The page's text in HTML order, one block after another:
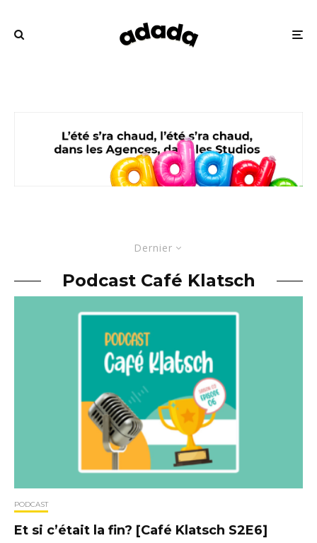
Dernier
Podcast Café Klatsch
PODCAST
Et si c’était la fin? [Café Klatsch S2E6]